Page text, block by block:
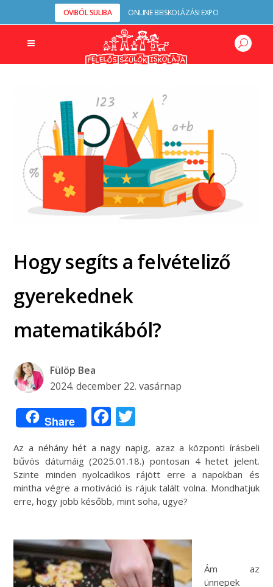
OVIBÓL SULIBA ONLINE BEISKOLÁZÁSI EXPO
Hogy segíts a felvételiző
gyerekednek
matematikából?
Fülöp Bea
2024. december 22. vasárnap
Share Facebook
Az a néhány hét a nagy napig, azaz a központi írásbeli
bűvös dátumáig (2025.01.18.) pontosan 4 hetet jelent.
Szinte minden nyolcadikos rájött erre a napokban és
mintha végre a motiváció is rájuk talált volna. Mondhatjuk
erre, hogy jobb később, mint soha, ugye?
Ám az
ünnepek